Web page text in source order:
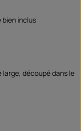
inclus
découpé dans le